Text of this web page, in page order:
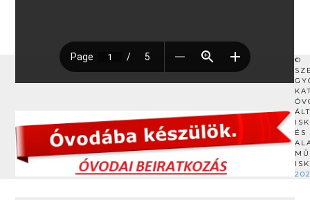
©
ÉS